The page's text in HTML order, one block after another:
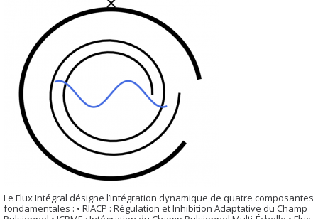
Le Flux Intégral désigne l’intégration dynamique de quatre composantes
fondamentales : • RIACP : Régulation et Inhibition Adaptative du Champ